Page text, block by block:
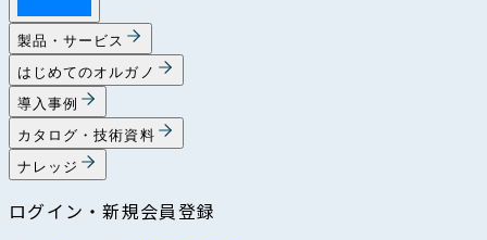
製品・サービス
はじめてのオルガノ
導入事例
カタログ・技術資料
ナレッジ
ログイン・新規会員登録